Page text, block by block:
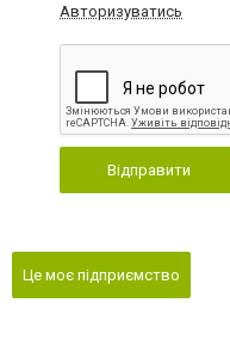
Авторизуватись
Відправити
Це моє підприємство